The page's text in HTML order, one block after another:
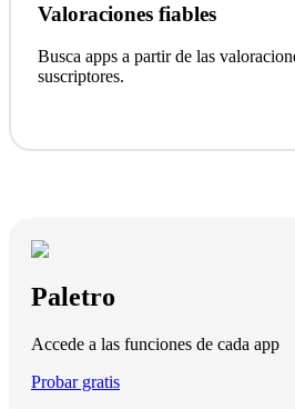
Valoraciones fiables
Busca apps a partir de las
suscriptores.
Paletro
Accede a las funciones de cada app
Probar gratis